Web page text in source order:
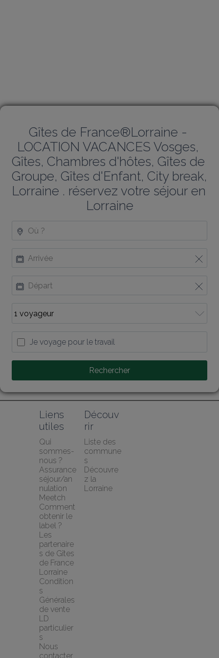
Gîtes de France®Lorraine -
LOCATION VACANCES Vosges,
Gîtes, Chambres d'hôtes, Gîtes de
Groupe, Gîtes d'Enfant, City break,
Lorraine . réservez votre séjour en
Lorraine
Je voyage pour le travail
Rechercher
Liens
utiles
Qui
sommes-
nous ?
Assurance
séjour/an
nulation
Meetch
Comment
obtenir le
label ?
Les
partenaire
s de Gîtes
de France
Lorraine
Condition
s
Générales
de vente
LD
particulier
s
Nous
contacter
Découv
rir
Liste des
commune
s
Découvre
z la
Lorraine